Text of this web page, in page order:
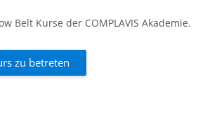
Belt Kurse der COMPLAVIS Akademie.
zu betreten